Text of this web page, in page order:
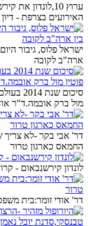
ערוץ
האירועים בצרפת -
ישראל פלוס, גיבור
ארה"ב לקובה
סיכום
מול ברק אובמה.ד"ר
דר' אבי בקר -לא צריך
החמאס כארגון טרור
לונדון קירשנבאום -
דר' אודי זומר:בית